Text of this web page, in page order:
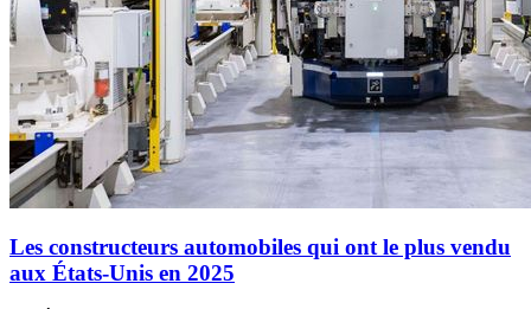
Les constructeurs automobiles qui ont le plus vendu
aux États-Unis en 2025